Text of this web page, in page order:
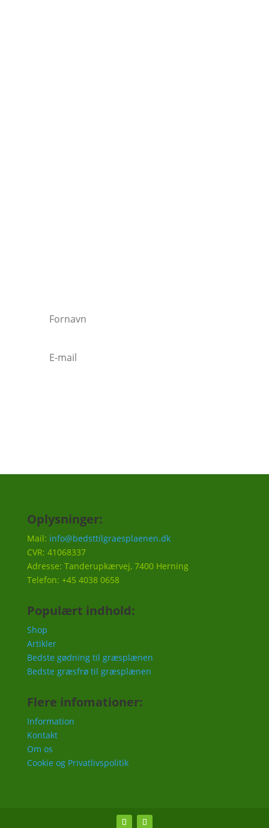
Oplysninger:
Mail: info@bedsttilgraesplaenen.dk
CVR: 41068337
Adresse: Tanderupkærvej, 7400 Herning
Telefon: +45 4038 0658
Populært indhold:
Shop
Artikler
Bedste gødning til græsplænen
Bedste græsfrø til græsplænen
Flere infomationer:
Information
Kontakt
Om os
Cookie og Privatlivspolitik